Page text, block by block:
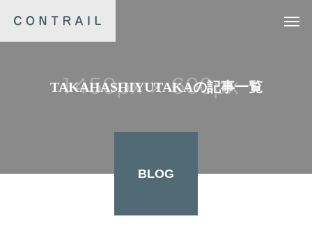
TAKAHASHIYUTAKAの記事一覧
BLOG